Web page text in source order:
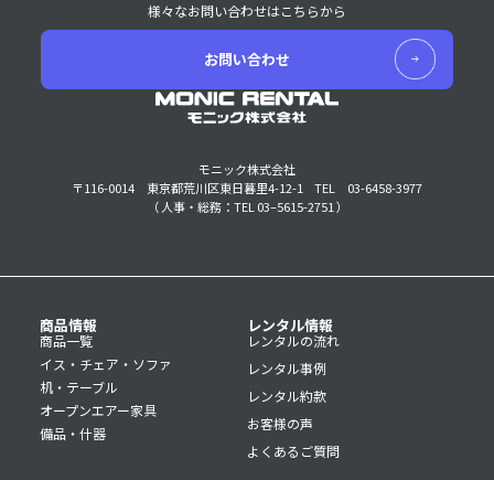
モニック株式会社
〒116-0014 東京都荒川区東日暮里4-12-1
TEL 03-6458-3977
（ 人事・総務：TEL 03–5615-2751 ）
様々なお問い合わせはこちらから
お問い合わせ
商品情報
商品一覧
イス・チェア・ソファ
机・テーブル
オープンエアー家具
備品・什器
レンタル情報
レンタルの流れ
レンタル事例
レンタル約款
お客様の声
よくあるご質問